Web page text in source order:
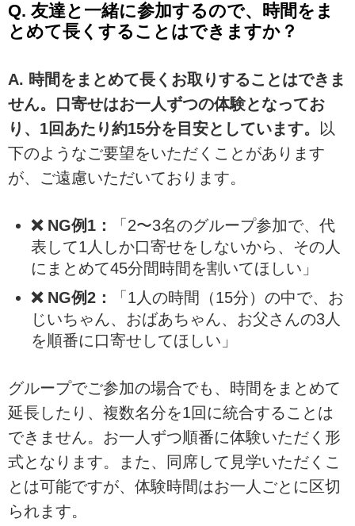
Q. 友達と一緒に参加するので、時間をま
とめて長くすることはできますか？
A. 時間をまとめて長くお取りすることはできま
せん。口寄せはお一人ずつの体験となってお
り、1回あたり約15分を目安としています。 以
下のようなご要望をいただくことがあります
が、ご遠慮いただいております。
❌ NG例1：
「2〜3名のグループ参加で、代
表して1人しか口寄せをしないから、その人
にまとめて45分間時間を割いてほしい」
❌ NG例2：
「1人の時間（15分）の中で、お
じいちゃん、おばあちゃん、お父さんの3人
を順番に口寄せしてほしい」
グループでご参加の場合でも、時間をまとめて
延長したり、複数名分を1回に統合することは
できません。お一人ずつ順番に体験いただく形
式となります。また、同席して見学いただくこ
とは可能ですが、体験時間はお一人ごとに区切
られます。